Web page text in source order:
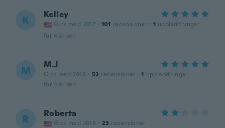
K Kelley
Gick med 2017 · 101 recensioner · 1 uppladdningar
för 4 år sen
M M.J
Gick med 2018 · 52 recensioner · 1 uppladdningar
för 4 år sen
R Roberta
Gick med 2018 · 23 recensioner